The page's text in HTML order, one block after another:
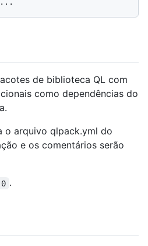
de biblioteca QL com
como dependências do
o arquivo qlpack.yml do
e os comentários serão
.